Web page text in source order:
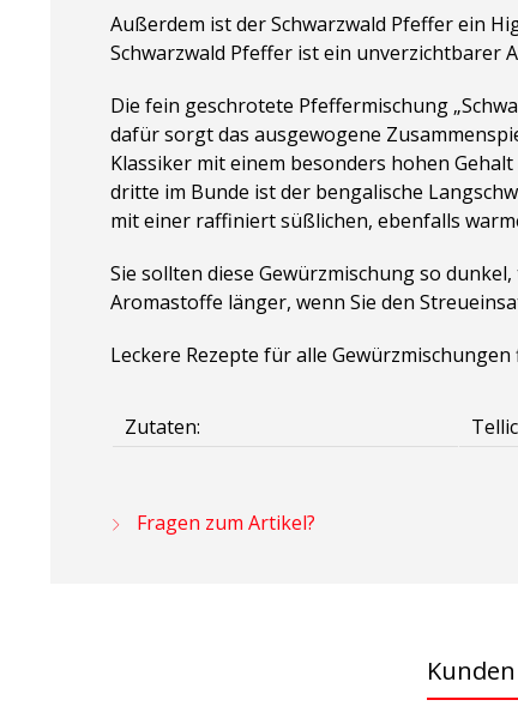
Außerdem ist der Schwarzwald Pfeffer ein
Schwarzwald Pfeffer ist ein unverzichtbarer
Die fein geschrotete Pfeffermischung
dafür sorgt das ausgewogene
Klassiker mit einem besonders hohen
dritte im Bunde ist der bengalische
mit einer raffiniert süßlichen, ebenfalls
Sie sollten diese Gewürzmischung so
Aromastoffe länger, wenn Sie den
Leckere Rezepte für alle Gewürzmischungen
Zutaten:
Fragen zum Artikel?